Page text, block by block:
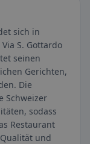
sich in
S. Gottardo
seinen
Gerichten,
Die
Schweizer
sodass
Restaurant
und